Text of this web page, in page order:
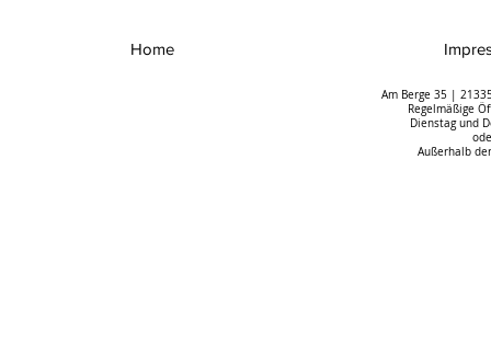
Home
Am Berge 35 |
Regelmäßige
Dienstag und
Außerhalb